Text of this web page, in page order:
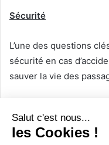
Sécurité
L’une des questions
sécurité en cas
sauver la vie des
Les dispositifs de
parachutes pour la
déployer qu’à une